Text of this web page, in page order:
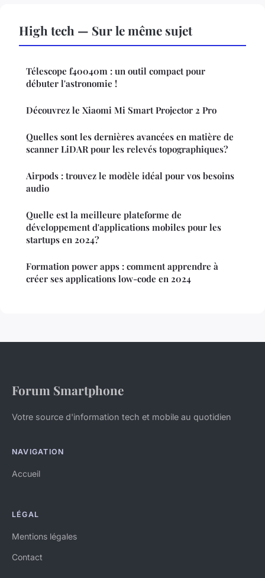
High tech — Sur le même sujet
Télescope f40040m : un outil compact pour
débuter l'astronomie !
Découvrez le Xiaomi Mi Smart Projector 2 Pro
Quelles sont les dernières avancées en matière de
scanner LiDAR pour les relevés topographiques?
Airpods : trouvez le modèle idéal pour vos besoins
audio
Quelle est la meilleure plateforme de
développement d'applications mobiles pour les
startups en 2024?
Formation power apps : comment apprendre à
créer ses applications low-code en 2024
Forum Smartphone
Votre source d'information tech et mobile au quotidien
NAVIGATION
Accueil
LÉGAL
Mentions légales
Contact